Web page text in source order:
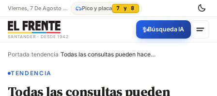
Viernes, 7 De Agosto De 2026 Pico y placa 7 y 8
SANTANDER · DESDE 1942
✨Búsqueda IA
Portada/tendencia/ Todas las consultas pueden hacerse ahora por vía digital
TENDENCIA
Todas las consultas pueden